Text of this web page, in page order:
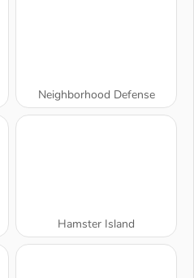
Neighborhood Defense
Hamster Island